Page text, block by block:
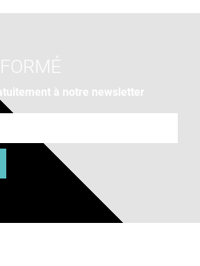
à notre newsletter